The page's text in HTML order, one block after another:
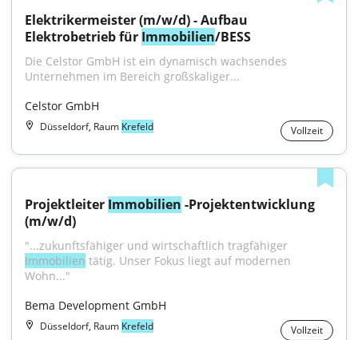
Elektrikermeister (m/w/d) - Aufbau
Elektrobetrieb für Immobilien/BESS
Die Celstor GmbH ist ein dynamisch wachsendes
Unternehmen im Bereich großskaliger...
Celstor GmbH
Düsseldorf, Raum Krefeld Vollzeit
Projektleiter Immobilien -Projektentwicklung
(m/w/d)
Immobilien tätig. Unser Fokus liegt auf modernen
Wohn..."
Bema Development GmbH
Düsseldorf, Raum Krefeld Vollzeit